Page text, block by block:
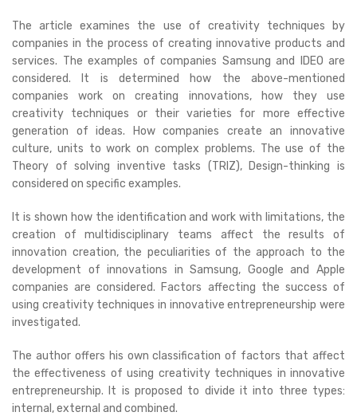
The article examines the use of creativity techniques by
companies in the process of creating innovative products and
services. The examples of companies Samsung and IDEO are
considered. It is determined how the above-mentioned
companies work on creating innovations, how they use
creativity techniques or their varieties for more effective
generation of ideas. How companies create an innovative
culture, units to work on complex problems. The use of the
Theory of solving inventive tasks (TRIZ), Design-thinking is
considered on specific examples.
It is shown how the identification and work with limitations, the
creation of multidisciplinary teams affect the results of
innovation creation, the peculiarities of the approach to the
development of innovations in Samsung, Google and Apple
companies are considered. Factors affecting the success of
using creativity techniques in innovative entrepreneurship were
investigated.
The author offers his own classification of factors that affect
the effectiveness of using creativity techniques in innovative
entrepreneurship. It is proposed to divide it into three types:
internal, external and combined.